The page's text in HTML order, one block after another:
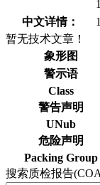
中文详情：
暂无技术文章！
象形图
警示语
Class
警告声明
UNub
危险声明
Packing Group
搜索质检报告